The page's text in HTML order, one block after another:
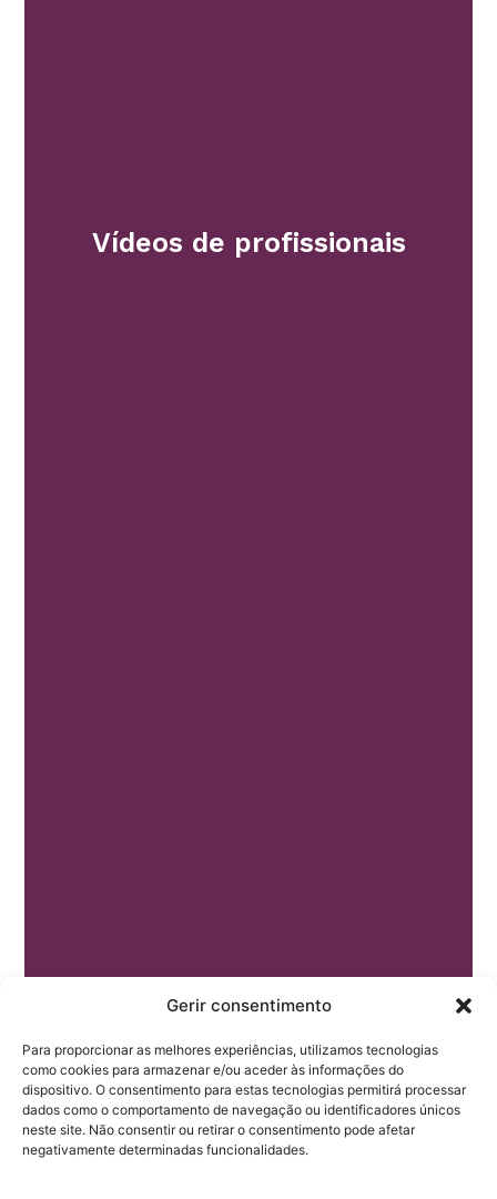
Gerir consentimento
Para proporcionar as melhores experiências, utilizamos tecnologias
como cookies para armazenar e/ou aceder às informações do
dispositivo. O consentimento para estas tecnologias permitirá processar
dados como o comportamento de navegação ou identificadores únicos
neste site. Não consentir ou retirar o consentimento pode afetar
negativamente determinadas funcionalidades.
Vídeos de profissionais